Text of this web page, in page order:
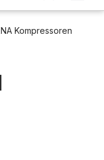
Kompressoren